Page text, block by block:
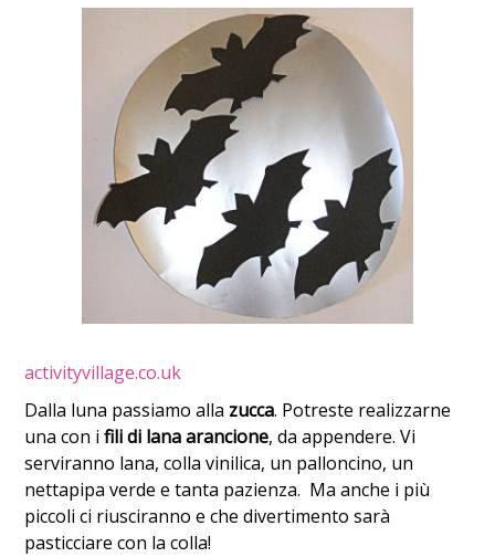
activityvillage.co.uk
Dalla luna passiamo alla zucca. Potreste realizzarne
una con i fili di lana arancione, da appendere. Vi
serviranno lana, colla vinilica, un palloncino, un
nettapipa verde e tanta pazienza. Ma anche i più
piccoli ci riusciranno e che divertimento sarà
pasticciare con la colla!